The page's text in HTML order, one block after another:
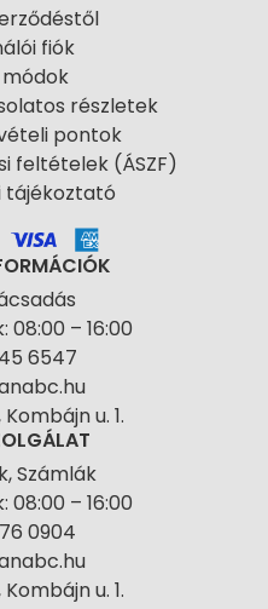
fiók
módok
részletek
pontok
feltételek (ÁSZF)
tájékoztató
08:00 – 16:00
6547
u. 1.
Számlák
08:00 – 16:00
0904
u. 1.